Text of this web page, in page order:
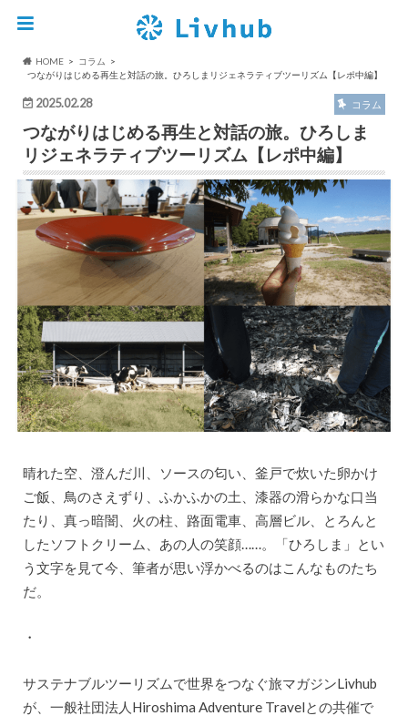
HOME
コラム
つながりはじめる再生と対話の旅。ひろしまリジェネラティブツーリズム【レポ中編】
2025.02.28 コラム
つながりはじめる再生と対話の旅。ひろしま
リジェネラティブツーリズム【レポ中編】
晴れた空、澄んだ川、ソースの匂い、釜戸で炊いた卵かけ
ご飯、鳥のさえずり、ふかふかの土、漆器の滑らかな口当
たり、真っ暗闇、火の柱、路面電車、高層ビル、とろんと
したソフトクリーム、あの人の笑顔……。「ひろしま」とい
う文字を見て今、筆者が思い浮かべるのはこんなものたち
だ。
・
サステナブルツーリズムで世界をつなぐ旅マガジンLivhub
が、一般社団法人Hiroshima Adventure Travelとの共催で